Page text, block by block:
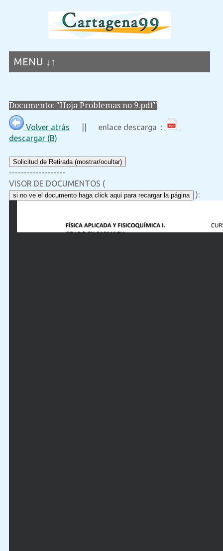
MENU ↓↑
Documento: "Hoja Problemas no 9.pdf"
Volver atrás || enlace descarga :
descargar (B)
Solicitud de Retirada (mostrar/ocultar)
-------------------
VISOR DE DOCUMENTOS (
si no ve el documento haga click aqui para recargar la página ):